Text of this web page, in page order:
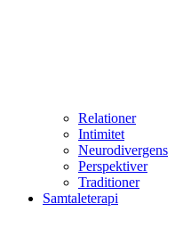
Relationer
Intimitet
Neurodivergens
Perspektiver
Traditioner
Samtaleterapi